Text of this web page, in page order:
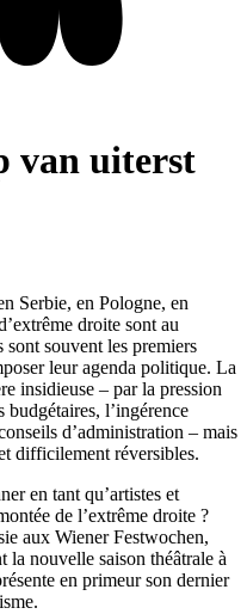
van uiterst
Serbie, en Pologne, en
droite sont au
souvent les premiers
leur agenda politique. La
insidieuse – par la pression
budgétaires, l’ingérence
d’administration – mais
difficilement réversibles.
en tant qu’artistes et
de l’extrême droite ?
aux Wiener Festwochen,
la nouvelle saison théâtrale à
en primeur son dernier